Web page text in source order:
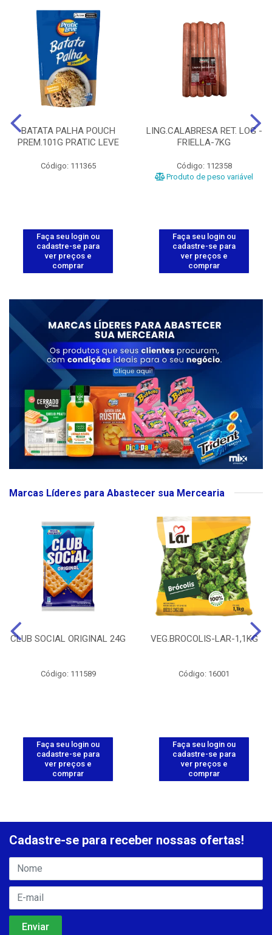
BATATA PALHA POUCH
PREM.101G PRATIC LEVE
Código: 111365
Faça seu login ou
cadastre-se para
ver preços e
comprar
LING.CALABRESA RET. LOG -
FRIELLA-7KG
Código: 112358
Produto de peso variável
Faça seu login ou
cadastre-se para
ver preços e
comprar
Marcas Líderes para Abastecer sua Mercearia
CLUB SOCIAL ORIGINAL 24G
Código: 111589
Faça seu login ou
cadastre-se para
ver preços e
comprar
VEG.BROCOLIS-LAR-1,1KG
Código: 16001
Faça seu login ou
cadastre-se para
ver preços e
comprar
Cadastre-se para receber nossas ofertas!